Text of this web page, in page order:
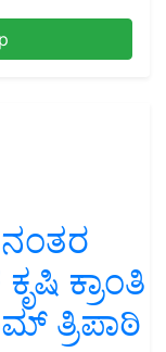
ಕ್ರಾಂತಿ
ತ್ರಿಪಾಠಿ